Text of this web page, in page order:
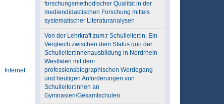
Internet
forschungsmethodischer Qualität in der
mediendidaktischen Forschung mittels
systematischer Literaturanalysen
Von der Lehrkraft zum:r Schulleiter:in. Ein
Vergleich zwischen dem Status quo der
Schulleiter:innenausbildung in Nordrhein-
Westfalen mit dem
professionsbiographischen Werdegang
und heutigen Anforderungen von
Schulleiter:innen an
Gymnasien/Gesamtschulen